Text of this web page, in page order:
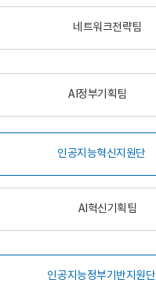
네트워크전략팀
AI정부기획팀
인공지능혁신지원단
AI혁신기획팀
인공지능정부기반지원단